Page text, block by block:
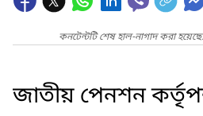
কনটেন্টটি শেষ হাল-নাগাদ করা
জাতীয় পেনশন